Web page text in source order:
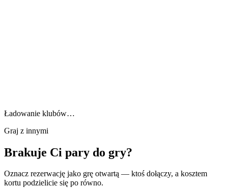
Ładowanie klubów…
Graj z innymi
Brakuje Ci pary do gry?
Oznacz rezerwację jako grę otwartą — ktoś dołączy, a kosztem
kortu podzielicie się po równo.